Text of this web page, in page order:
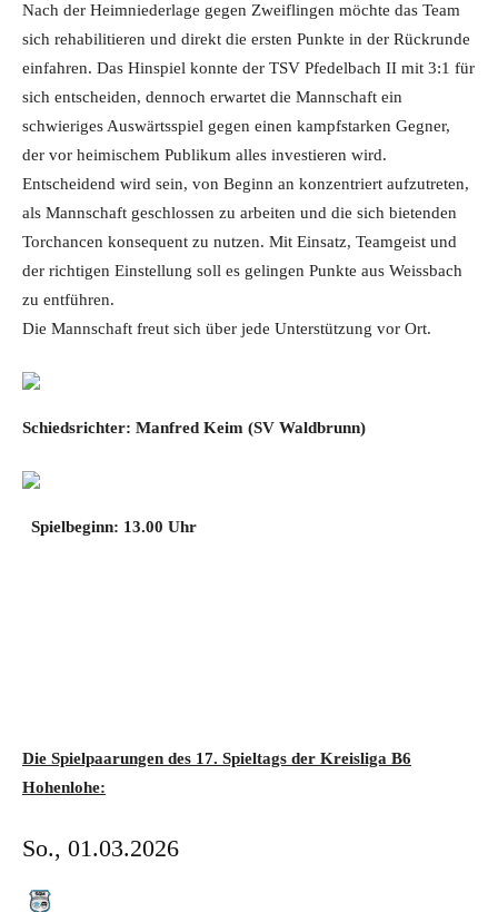
Nach der Heimniederlage gegen Zweiflingen möchte das Team
sich rehabilitieren und direkt die ersten Punkte in der Rückrunde
einfahren. Das Hinspiel konnte der TSV Pfedelbach II mit 3:1 für
sich entscheiden, dennoch erwartet die Mannschaft ein
schwieriges Auswärtsspiel gegen einen kampfstarken Gegner,
der vor heimischem Publikum alles investieren wird.
Entscheidend wird sein, von Beginn an konzentriert aufzutreten,
als Mannschaft geschlossen zu arbeiten und die sich bietenden
Torchancen konsequent zu nutzen. Mit Einsatz, Teamgeist und
der richtigen Einstellung soll es gelingen Punkte aus Weissbach
zu entführen.
Die Mannschaft freut sich über jede Unterstützung vor Ort.
Schiedsrichter: Manfred Keim (SV Waldbrunn)
Spielbeginn: 13.00 Uhr
Die Spielpaarungen des 17. Spieltags der Kreisliga B6
Hohenlohe:
So., 01.03.2026